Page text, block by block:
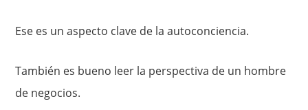
Ese es un aspecto clave de la autoconciencia.
También es bueno leer la perspectiva de un hombre
de negocios.